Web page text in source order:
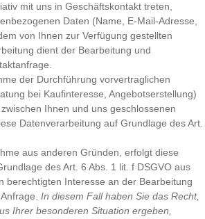
mit uns in Geschäftskontakt treten,
Daten (Name, E-Mail-Adresse,
von Ihnen zur Verfügung gestellten
dient der Bearbeitung und
der Durchführung vorvertraglichen
bei Kaufinteresse, Angebotserstellung)
Ihnen und uns geschlossenen
Datenverarbeitung auf Grundlage des Art.
aus anderen Gründen, erfolgt diese
des Art. 6 Abs. 1 lit. f DSGVO aus
berechtigten Interesse an der Bearbeitung
In diesem Fall haben Sie das Recht,
Ihrer besonderen Situation ergeben,